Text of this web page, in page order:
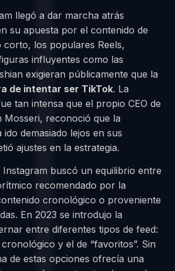
llegó a dar marcha atrás
su apuesta por el contenido de
corto, los populares Reels,
influyentes como las
exigieran públicamente que la
de intentar ser TikTok. La
tan intensa que el propio CEO de
Mosseri, reconoció que la
demasiado lejos en sus
ajustes en la estrategia.
Instagram buscó un equilibrio entre
recomendado por la
cronológico o proveniente
En 2023 se introdujo la
entre diferentes tipos de feed:
y el de “favoritos”. Sin
de estas opciones ofrecía una